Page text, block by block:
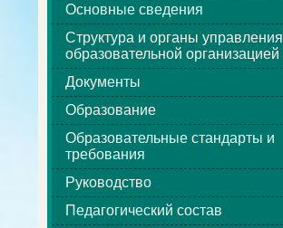
Основные сведения
Структура и органы управления
образовательной организацией
Документы
Образование
Образовательные стандарты и
требования
Руководство
Педагогический состав